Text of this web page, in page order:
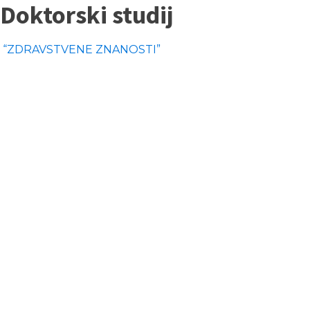
Doktorski studij
“ZDRAVSTVENE ZNANOSTI”